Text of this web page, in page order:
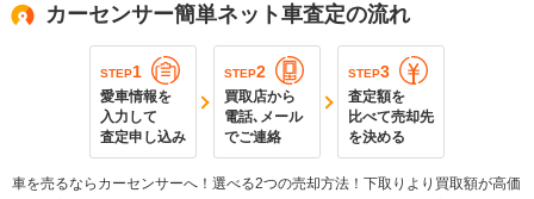
カーセンサー簡単ネット車査定の流れ
STEP1
愛車情報を
入力して
査定申し込み
STEP2
買取店から
電話､メール
でご連絡
STEP3
査定額を
比べて売却先
を決める
車を売るならカーセンサーへ！選べる2つの売却方法！下取りより買取額が高価